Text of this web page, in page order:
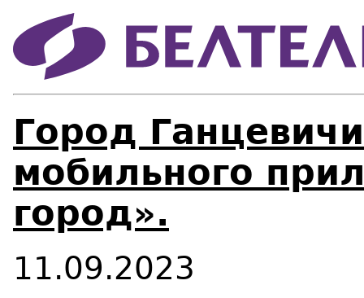
Город
мобильного
город».
11.09.2023